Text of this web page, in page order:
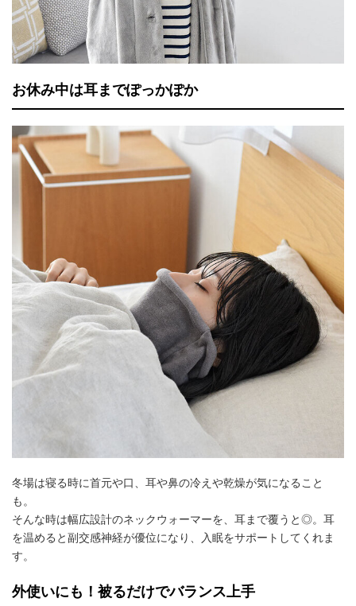
お休み中は耳までぽっかぽか
冬場は寝る時に首元や口、耳や鼻の冷えや乾燥が気になること
も。
そんな時は幅広設計のネックウォーマーを、耳まで覆うと◎。耳
を温めると副交感神経が優位になり、入眠をサポートしてくれま
す。
外使いにも！被るだけでバランス上手